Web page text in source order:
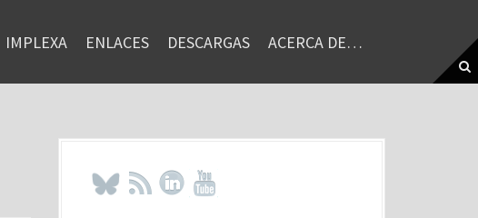
IMPLEXA ENLACES DESCARGAS ACERCA DE…